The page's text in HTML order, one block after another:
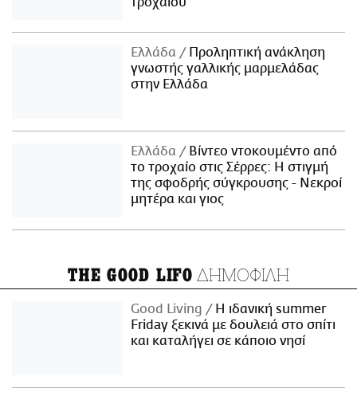
Ελλάδα
Προληπτική ανάκληση
γνωστής γαλλικής μαρμελάδας
στην Ελλάδα
Ελλάδα
Βίντεο ντοκουμέντο από
το τροχαίο στις Σέρρες: Η στιγμή
της σφοδρής σύγκρουσης - Νεκροί
μητέρα και γιος
THE GOOD LIFO ΔΗΜΟΦΙΛΗ
Good Living
Η ιδανική summer
Friday ξεκινά με δουλειά στο σπίτι
και καταλήγει σε κάποιο νησί